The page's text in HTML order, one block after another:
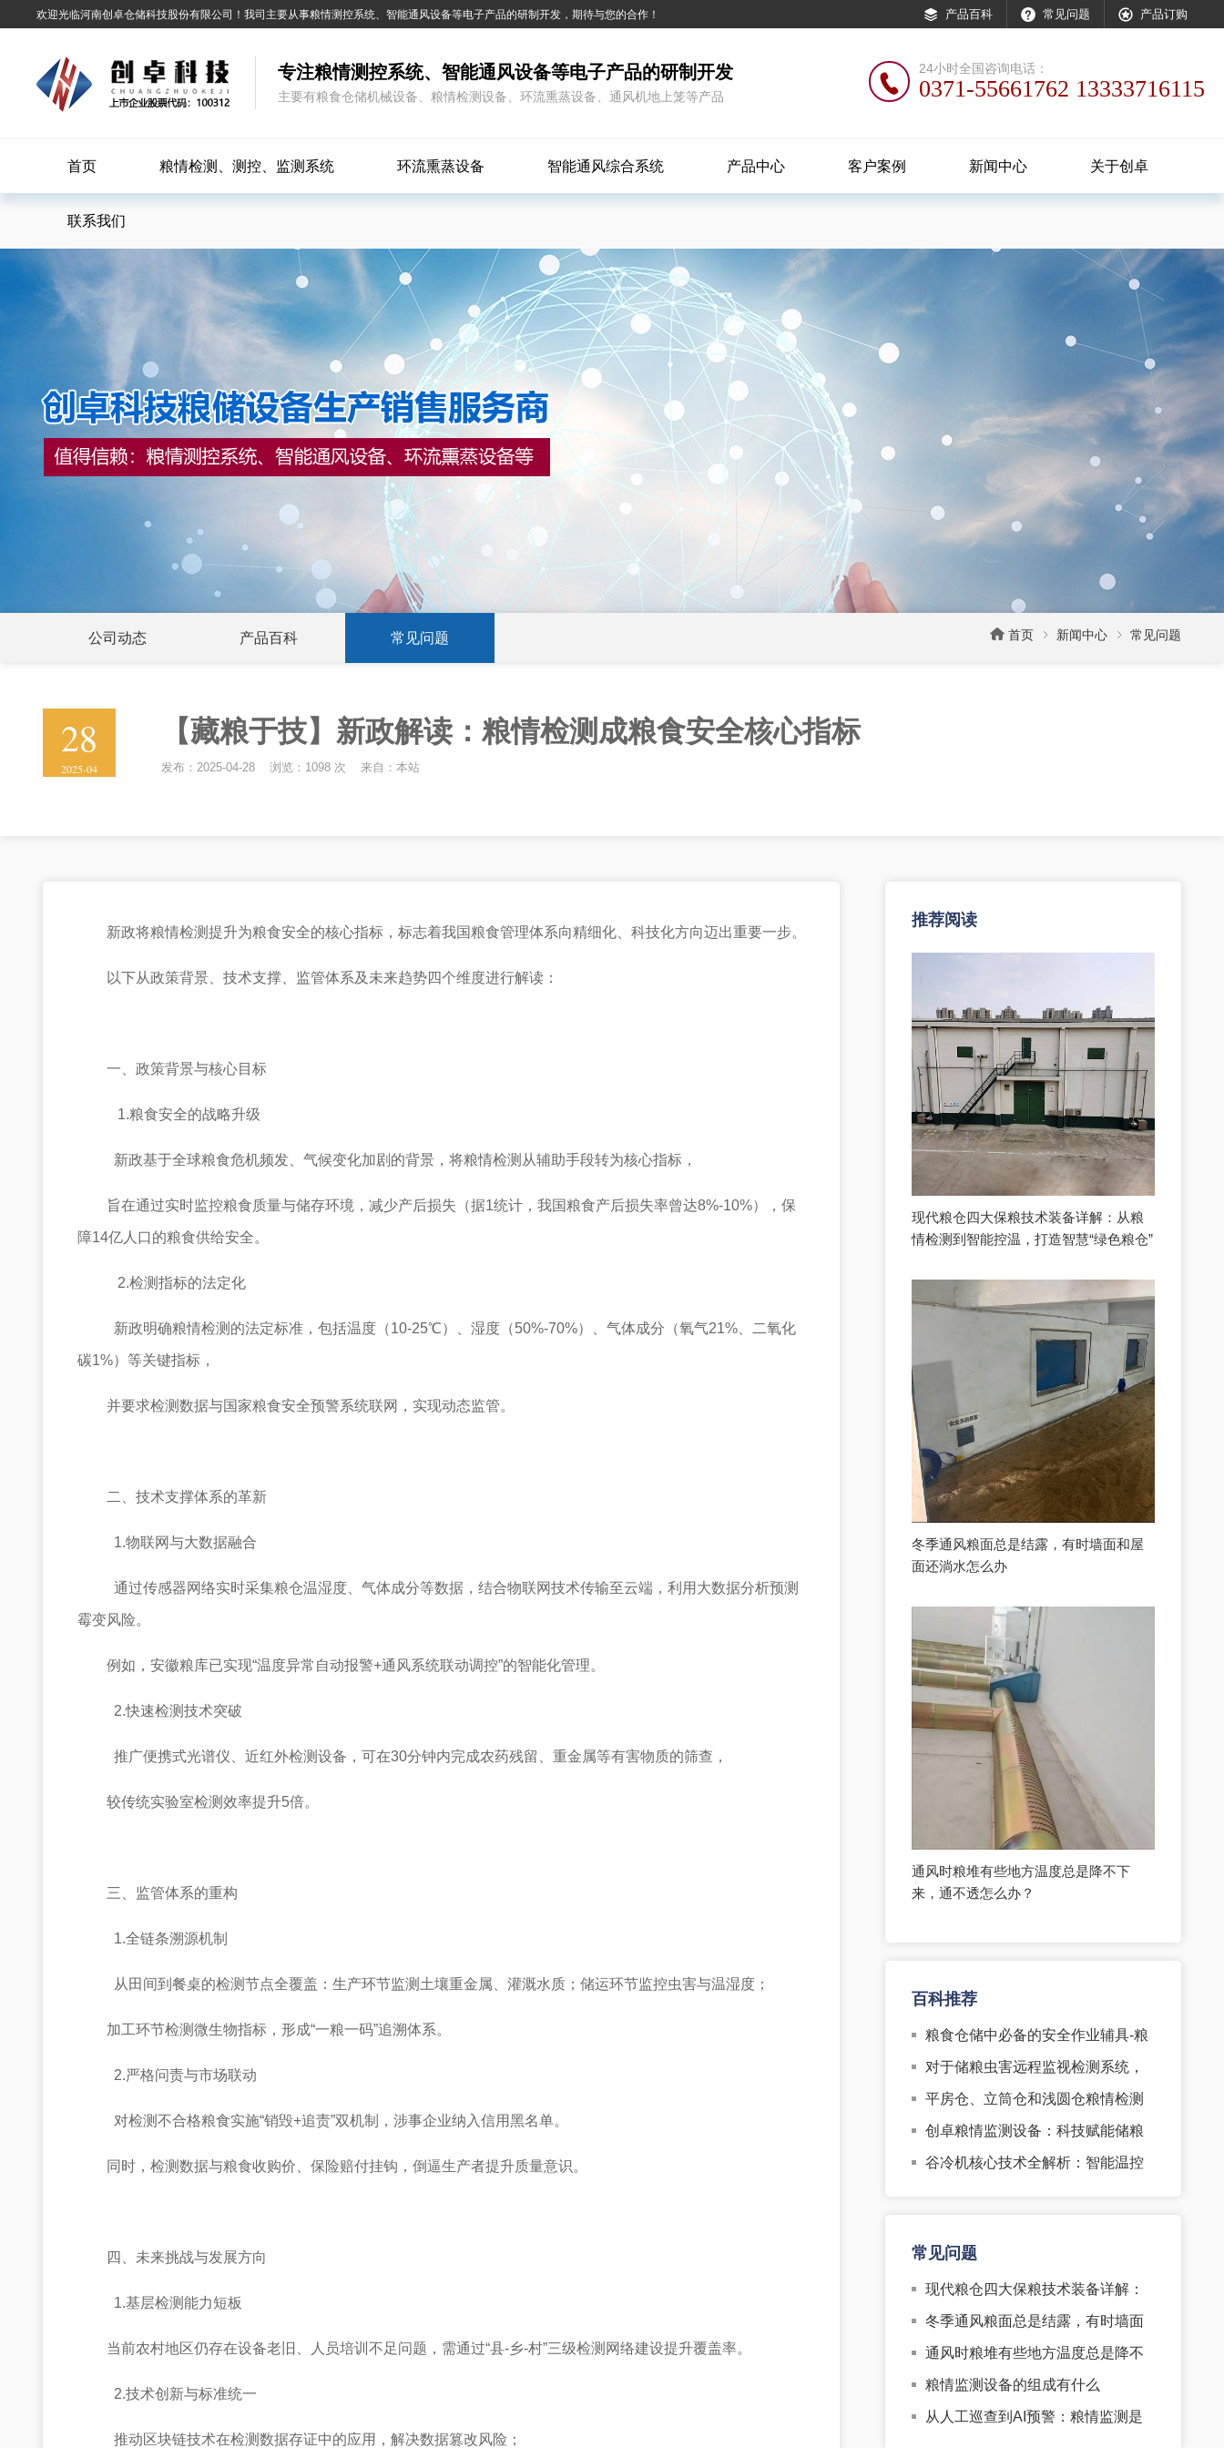
欢迎光临河南创卓仓储科技股份有限公司！我司主要从事粮情测控系统、智能通风设备等电子产品的研制开发，期待与您的合作！  产品百科  常见问题  产品订购
专注粮情测控系统、智能通风设备等电子产品的研制开发
主要有粮食仓储机械设备、粮情检测设备、环流熏蒸设备、通风机地上笼等产品

24小时全国咨询电话：
0371-55661762 13333716115
首页 粮情检测、测控、监测系统 环流熏蒸设备 智能通风综合系统 产品中心 客户案例 新闻中心 关于创卓
联系我们
公司动态 产品百科 常见问题  首页 新闻中心 常见问题
28
2025-04
【藏粮于技】新政解读：粮情检测成粮食安全核心指标
发布：2025-04-28 浏览：1098 次 来自：本站
新政将粮情检测提升为粮食安全的核心指标，标志着我国粮食管理体系向精细化、科技化方向迈出重要一步。
以下从政策背景、技术支撑、监管体系及未来趋势四个维度进行解读：
一、政策背景与核心目标
1.粮食安全的战略升级
新政基于全球粮食危机频发、气候变化加剧的背景，将粮情检测从辅助手段转为核心指标，
旨在通过实时监控粮食质量与储存环境，减少产后损失（据1统计，我国粮食产后损失率曾达8%-10%），保
障14亿人口的粮食供给安全。
2.检测指标的法定化
新政明确粮情检测的法定标准，包括温度（10-25℃）、湿度（50%-70%）、气体成分（氧气21%、二氧化
碳1%）等关键指标，
并要求检测数据与国家粮食安全预警系统联网，实现动态监管。
二、技术支撑体系的革新
1.物联网与大数据融合
通过传感器网络实时采集粮仓温湿度、气体成分等数据，结合物联网技术传输至云端，利用大数据分析预测
霉变风险。
例如，安徽粮库已实现“温度异常自动报警+通风系统联动调控”的智能化管理。
2.快速检测技术突破
推广便携式光谱仪、近红外检测设备，可在30分钟内完成农药残留、重金属等有害物质的筛查，
较传统实验室检测效率提升5倍。
三、监管体系的重构
1.全链条溯源机制
从田间到餐桌的检测节点全覆盖：生产环节监测土壤重金属、灌溉水质；储运环节监控虫害与温湿度；
加工环节检测微生物指标，形成“一粮一码”追溯体系。
2.严格问责与市场联动
对检测不合格粮食实施“销毁+追责”双机制，涉事企业纳入信用黑名单。
同时，检测数据与粮食收购价、保险赔付挂钩，倒逼生产者提升质量意识。
四、未来挑战与发展方向
1.基层检测能力短板
当前农村地区仍存在设备老旧、人员培训不足问题，需通过“县-乡-村”三级检测网络建设提升覆盖率。
2.技术创新与标准统一
推动区块链技术在检测数据存证中的应用，解决数据篡改风险；
推荐阅读
现代粮仓四大保粮技术装备详解：从粮
情检测到智能控温，打造智慧“绿色粮仓”
冬季通风粮面总是结露，有时墙面和屋
面还淌水怎么办
通风时粮堆有些地方温度总是降不下
来，通不透怎么办？
百科推荐
粮食仓储中必备的安全作业辅具-粮
面走道板
对于储粮虫害远程监视检测系统，
创卓有哪些优势？
平房仓、立筒仓和浅圆仓粮情检测
系统的数字测温电缆该如何选择？
创卓粮情监测设备：科技赋能储粮
安全，打造智慧粮仓新标杆
谷冷机核心技术全解析：智能温控
常见问题
现代粮仓四大保粮技术装备详解：
从粮情检测到智能控温，打造智
慧“绿色粮仓”
冬季通风粮面总是结露，有时墙面
和屋面还淌水怎么办
通风时粮堆有些地方温度总是降不
下来，通不透怎么办？
粮情监测设备的组成有什么
从人工巡查到AI预警：粮情监测是